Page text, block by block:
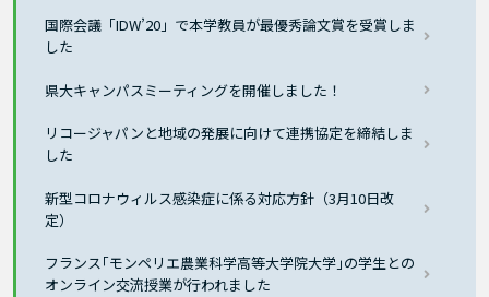
国際会議「IDW’20」で本学教員が最優秀論文賞を受賞しま
した
県大キャンパスミーティングを開催しました！
リコージャパンと地域の発展に向けて連携協定を締結しま
した
新型コロナウィルス感染症に係る対応方針（3月10日改
定）
フランス｢モンペリエ農業科学高等大学院大学｣の学生との
オンライン交流授業が行われました